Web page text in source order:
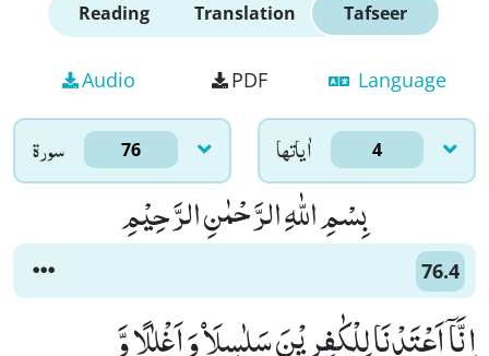
Reading Translation Tafseer
Audio PDF Language
سورۃ 76 اٰياتها 4
بِسْمِ اللّٰهِ الرَّحْمٰنِ الرَّحِیْمِ
76.4
اِنَّاۤ اَعْتَدْنَا لِلْكٰفِرِیْنَ سَلٰسِلَاۡ وَ اَغْلٰلًا وَّ